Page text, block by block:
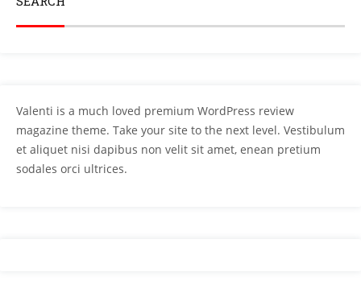
Valenti is a much loved premium WordPress review
magazine theme. Take your site to the next level. Vestibulum
et aliquet nisi dapibus non velit sit amet, enean pretium
sodales orci ultrices.